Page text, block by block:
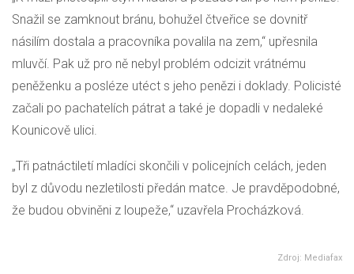
Snažil se zamknout bránu, bohužel čtveřice se dovnitř
násilím dostala a pracovníka povalila na zem,“ upřesnila
mluvčí. Pak už pro ně nebyl problém odcizit vrátnému
peněženku a posléze utéct s jeho penězi i doklady. Policisté
začali po pachatelích pátrat a také je dopadli v nedaleké
Kounicově ulici.
„Tři patnáctiletí mladíci skončili v policejních celách, jeden
byl z důvodu nezletilosti předán matce. Je pravděpodobné,
že budou obviněni z loupeže,“ uzavřela Procházková.
Zdroj: Mediafax